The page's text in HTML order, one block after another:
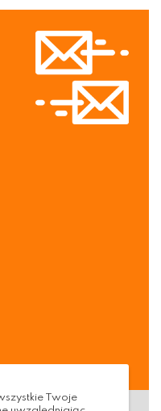
Twoje